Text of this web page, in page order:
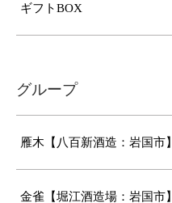
ギフトBOX
グループ
雁木【八百新酒造：岩国市】
金雀【堀江酒造場：岩国市】